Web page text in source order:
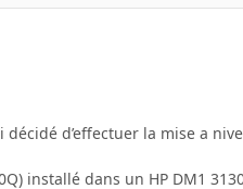
d’effectuer la mise a
installé dans un HP DM1